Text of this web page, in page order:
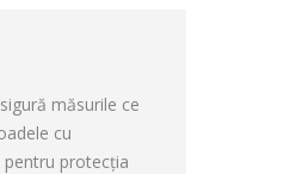
măsurile ce
cu
protecţia